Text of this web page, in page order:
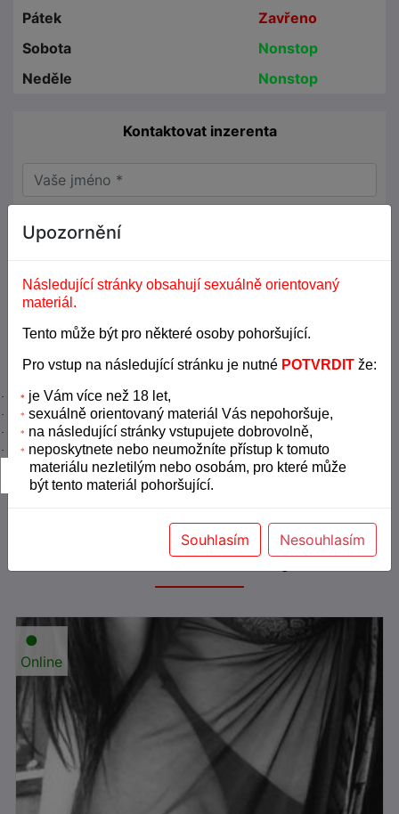
Pátek
Zavřeno
Sobota
Nonstop
Neděle
Nonstop
Kontaktovat inzerenta
Odeslat
Podobné inzeráty
●
Online
Upozornění
Následující stránky obsahují sexuálně orientovaný
materiál.
Tento může být pro některé osoby pohoršující.
Pro vstup na následující stránku je nutné POTVRDIT že:
· * je Vám více než 18 let,
· * sexuálně orientovaný materiál Vás nepohoršuje,
· * na následující stránky vstupujete dobrovolně,
· * neposkytnete nebo neumožníte přístup k tomuto
materiálu nezletilým nebo osobám, pro které může
být tento materiál pohoršující.
Souhlasím Nesouhlasím